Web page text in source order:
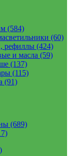
(584)
(60)
рефиллы (424)
и масла (59)
(137)
(115)
(91)
(689)